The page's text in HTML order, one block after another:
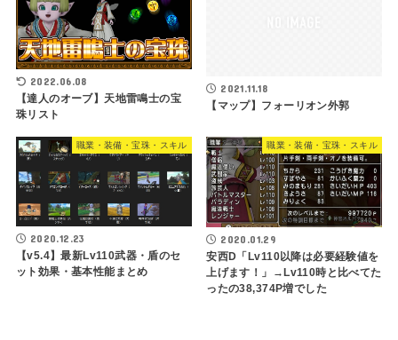
2022.06.08
【達人のオーブ】天地雷鳴士の宝
珠リスト
2021.11.18
【マップ】フォーリオン外郭
職業・装備・宝珠・スキル
2020.12.23
【v5.4】最新Lv110武器・盾のセ
ット効果・基本性能まとめ
職業・装備・宝珠・スキル
2020.01.29
安西D「Lv110以降は必要経験値を
上げます！」→Lv110時と比べてた
ったの38,374P増でした